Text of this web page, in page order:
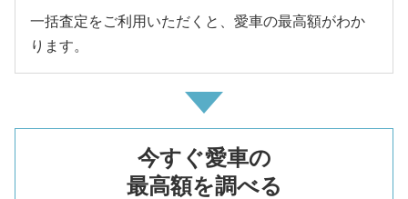
一括査定をご利用いただくと、愛車の最高額がわか
ります。
今すぐ愛車の
最高額を調べる